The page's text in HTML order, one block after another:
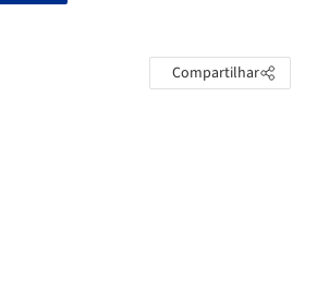
Compartilhar